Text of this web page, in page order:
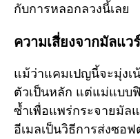
กับการหลอกลวงนี้เลย
ความเสี่ยงจากมัลแว
แม้ว่าแคมเปญนี้จะมุ่งเ
ตัวเป็นหลัก แต่แม่แบบ
ซ้ำเพื่อแพร่กระจายมัล
อีเมลเป็นวิธีการส่งซอ